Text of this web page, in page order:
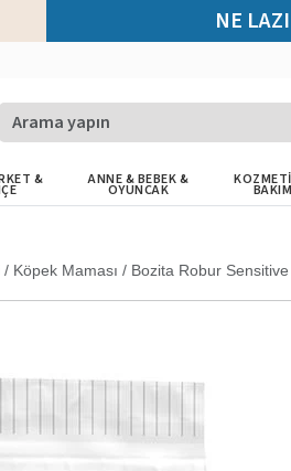
NE
& ANNE & BEBEK &
OYUNCAK BAKIM
/ Köpek Maması / Bozita Robur